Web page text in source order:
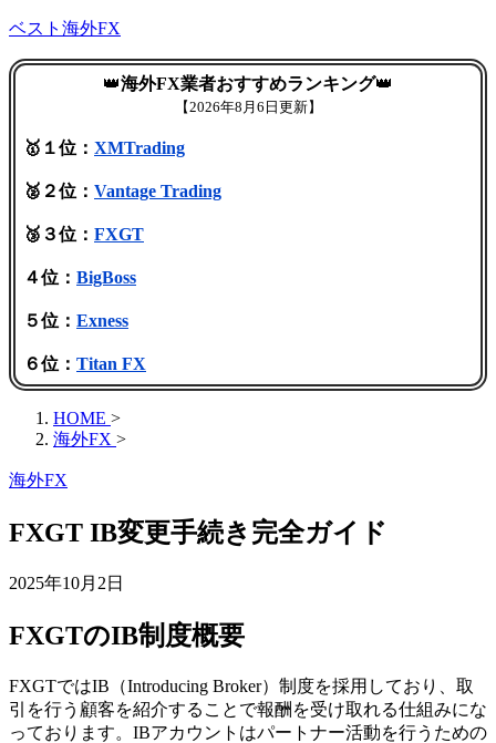
ベスト海外FX
👑海外FX業者おすすめランキング👑
【2026年8月6日更新】
🥇１位： XMTrading
🥈２位： Vantage Trading
🥉３位： FXGT
４位： BigBoss
５位： Exness
６位： Titan FX
HOME >
海外FX >
海外FX
FXGT IB変更手続き完全ガイド
2025年10月2日
FXGTのIB制度概要
FXGTではIB（Introducing Broker）制度を採用しており、取
引を行う顧客を紹介することで報酬を受け取れる仕組みにな
っております。IBアカウントはパートナー活動を行うための